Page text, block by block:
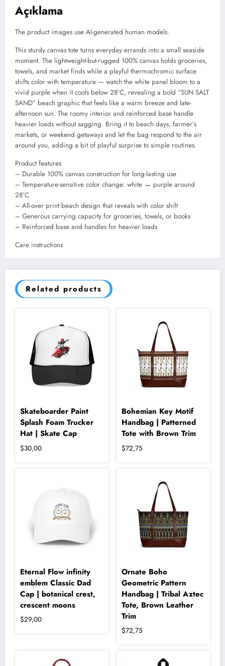
Açıklama
The product images use AI-generated human models.
This sturdy canvas tote turns everyday errands into a small seaside
moment. The lightweight-but-rugged 100% canvas holds groceries,
towels, and market finds while a playful thermochromic surface
shifts color with temperature — watch the white panel bloom to a
vivid purple when it cools below 28°C, revealing a bold “SUN SALT
SAND” beach graphic that feels like a warm breeze and late-
afternoon sun. The roomy interior and reinforced base handle
heavier loads without sagging. Bring it to beach days, farmer’s
markets, or weekend getaways and let the bag respond to the air
around you, adding a bit of playful surprise to simple routines.
Product features
– Durable 100% canvas construction for long-lasting use
– Temperature-sensitive color change: white ↔ purple around
28°C
– All-over print beach design that reveals with color shift
– Generous carrying capacity for groceries, towels, or books
– Reinforced base and handles for heavier loads
Care instructions
Related products
Skateboarder Paint
Splash Foam Trucker
Hat | Skate Cap
$30,00
Bohemian Key Motif
Handbag | Patterned
Tote with Brown Trim
$72,75
Seçenekler
sayfasından
seçilebilir
Eternal Flow infinity
emblem Classic Dad
Cap | botanical crest,
crescent moons
$29,00
Ornate Boho
Geometric Pattern
Handbag | Tribal Aztec
Tote, Brown Leather
Trim
$72,75